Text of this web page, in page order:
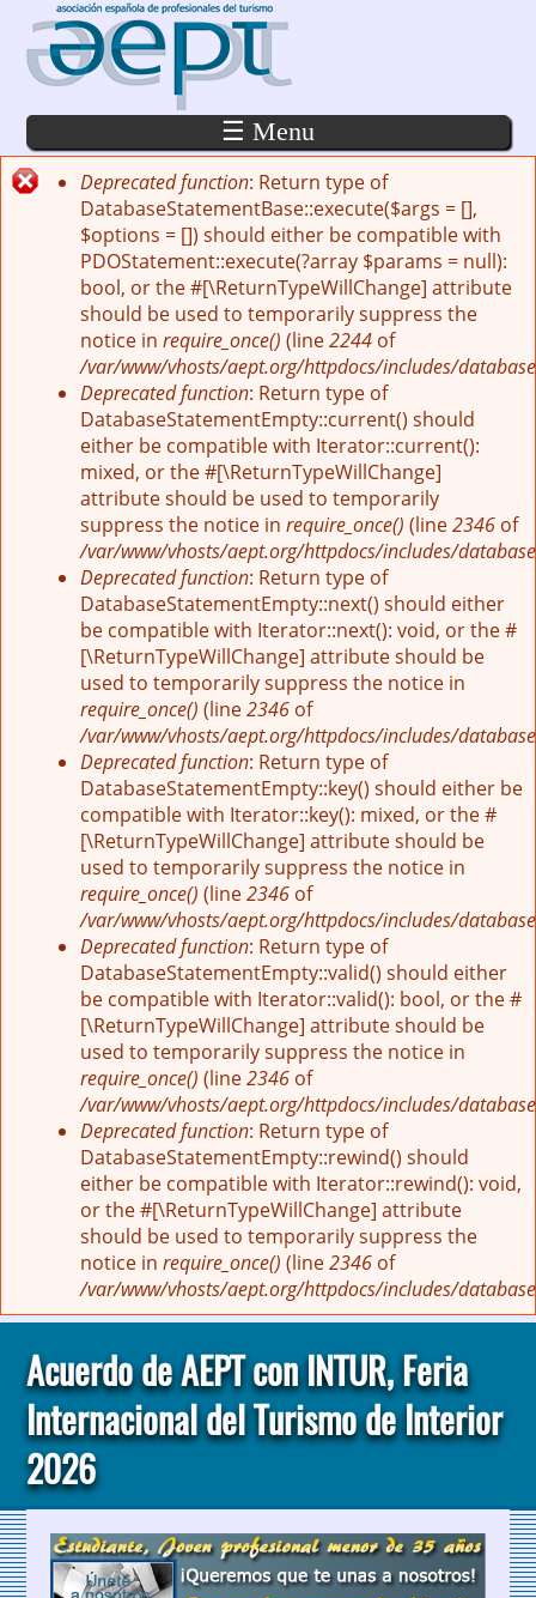
Pasar al contenido principal
☰ Menu
Mensaje de error
Deprecated function: Return type of
DatabaseStatementBase::execute($args = [],
$options = []) should either be compatible with
PDOStatement::execute(?array $params = null):
bool, or the #[\ReturnTypeWillChange] attribute
should be used to temporarily suppress the
notice in require_once() (line2244 of
/var/www/vhosts/aept.org/httpdocs/includes/
Deprecated function: Return type of
DatabaseStatementEmpty::current() should
either be compatible with Iterator::current():
mixed, or the #[\ReturnTypeWillChange]
attribute should be used to temporarily
suppress the notice in require_once() (line2346 of
/var/www/vhosts/aept.org/httpdocs/includes/
Deprecated function: Return type of
DatabaseStatementEmpty::next() should either
be compatible with Iterator::next(): void, or the #
[\ReturnTypeWillChange] attribute should be
used to temporarily suppress the notice in
require_once() (line2346 of
/var/www/vhosts/aept.org/httpdocs/includes/
Deprecated function: Return type of
DatabaseStatementEmpty::key() should either be
compatible with Iterator::key(): mixed, or the #
[\ReturnTypeWillChange] attribute should be
used to temporarily suppress the notice in
require_once() (line2346 of
/var/www/vhosts/aept.org/httpdocs/includes/
Deprecated function: Return type of
DatabaseStatementEmpty::valid() should either
be compatible with Iterator::valid(): bool, or the #
[\ReturnTypeWillChange] attribute should be
used to temporarily suppress the notice in
require_once() (line2346 of
/var/www/vhosts/aept.org/httpdocs/includes/
Deprecated function: Return type of
DatabaseStatementEmpty::rewind() should
either be compatible with Iterator::rewind(): void,
or the #[\ReturnTypeWillChange] attribute
should be used to temporarily suppress the
notice in require_once() (line2346 of
/var/www/vhosts/aept.org/httpdocs/includes/
Acuerdo de AEPT con INTUR, Feria
Internacional del Turismo de Interior
2026